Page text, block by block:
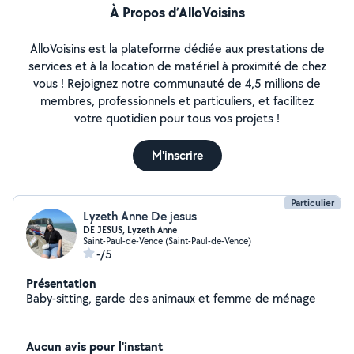
À Propos d’AlloVoisins
AlloVoisins est la plateforme dédiée aux prestations de
services et à la location de matériel à proximité de chez
vous ! Rejoignez notre communauté de 4,5 millions de
membres, professionnels et particuliers, et facilitez
votre quotidien pour tous vos projets !
M'inscrire
Particulier
Lyzeth Anne De jesus
DE JESUS, Lyzeth Anne
Saint-Paul-de-Vence (Saint-Paul-de-Vence)
-/5
Présentation
Baby-sitting, garde des animaux et femme de ménage
Aucun avis pour l'instant